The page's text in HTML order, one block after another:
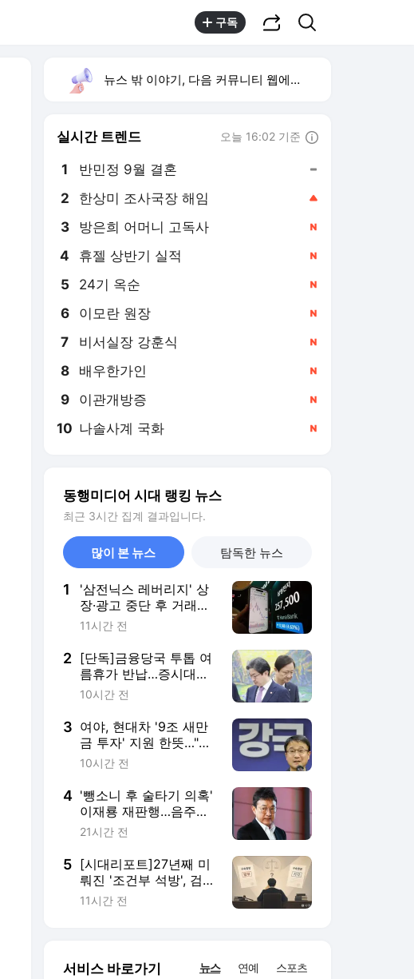
구독
뉴스 밖 이야기, 다음 커뮤니티 웹에서 보기
실시간 트렌드 오늘 16:02 기준
1 반민정 9월 결혼
2 한상미 조사국장 해임
3 방은희 어머니 고독사
4 휴젤 상반기 실적
5 24기 옥순
6 이모란 원장
7 비서실장 강훈식
8 배우한가인
9 이관개방증
10 나솔사계 국화
동행미디어 시대 랭킹 뉴스
최근 3시간 집계 결과입니다.
많이 본 뉴스 탐독한 뉴스
1
'삼전닉스 레버리지' 상
장·광고 중단 후 거래
뚝…증시 진정되나
11시간 전
2 [단독]금융당국 투톱 여
름휴가 반납…증시대책·
인사설 영향
10시간 전
3 여야, 현대차 '9조 새만
금 투자' 지원 한뜻…"피
지컬 AI 1강 도약"
10시간 전
4 '뺑소니 후 술타기 의혹'
이재룡 재판행…음주운
전은 무혐의, 왜?
21시간 전
5 [시대리포트]27년째 미
뤄진 '조건부 석방', 검찰
개혁에 또 밀려
11시간 전
서비스 바로가기 뉴스 연예 스포츠